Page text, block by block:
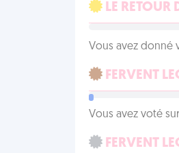
LE RETOUR
Vous avez donné
FERVENT
Vous avez voté
FERVENT